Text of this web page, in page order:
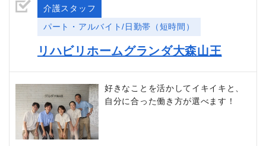
介護スタッフ
パート・アルバイト/日勤帯（短時間）
リハビリホームグランダ大森山王
好きなことを活かしてイキイキと、
自分に合った働き方が選べます！